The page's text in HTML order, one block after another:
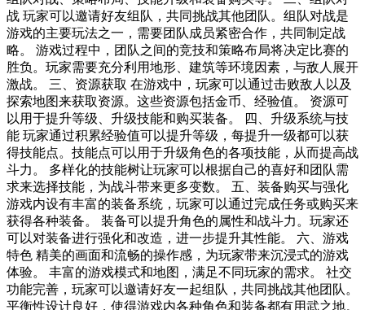
战 玩家可以邀请好友组队，共同挑战其他团队。组队对战是
游戏的主要玩法之一，需要团队成员紧密合作，共同制定战
略。 游戏过程中，团队之间的竞技和策略布局将决定比赛的
胜负。玩家需要充分利用地形、建筑等环境因素，与敌人展开
激战。 三、资源获取 在游戏中，玩家可以通过击败敌人以及
探索地图来获取资源。这些资源包括金币、经验值。 资源可
以用于提升等级、升级技能和购买装备。 四、升级系统与技
能 玩家通过积累经验值可以提升等级，每提升一级都可以获
得技能点。技能点可以用于升级角色的各项技能，从而提高战
斗力。 多样化的技能树让玩家可以根据自己的喜好和团队需
求来选择技能，为战斗带来更多变数。 五、装备购买与强化
游戏内设有丰富的装备系统，玩家可以通过完成任务或购买来
获得各种装备。 装备可以提升角色的属性和战斗力。玩家还
可以对装备进行强化和改造，进一步提升其性能。 六、游戏
特色 精美的画面和流畅的操作感，为玩家带来沉浸式的游戏
体验。 丰富的游戏模式和地图，满足不同玩家的需求。 社交
功能完善，玩家可以邀请好友一起组队，共同挑战其他团队。
平衡性设计良好，使得游戏内各种角色和装备都有用武之地。